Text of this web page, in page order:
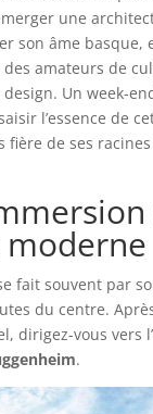
une
son âme basque,
amateurs de
Un week-
l’essence de
fière de ses
fait souvent par
du centre.
dirigez-vous vers
.